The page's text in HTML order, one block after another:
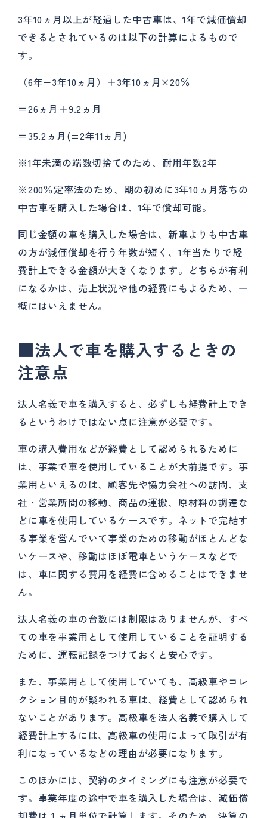
3年10ヵ月以上が経過した中古車は、1年で減価償却
できるとされているのは以下の計算によるもので
す。
（6年−3年10ヵ月）＋3年10ヵ月×20％
＝26ヵ月＋9.2ヵ月
＝35.2ヵ月(=2年11ヵ月)
※1年未満の端数切捨てのため、耐用年数2年
※200％定率法のため、期の初めに3年10ヵ月落ちの
中古車を購入した場合は、1年で償却可能。
同じ金額の車を購入した場合は、新車よりも中古車
の方が減価償却を行う年数が短く、1年当たりで経
費計上できる金額が大きくなります。どちらが有利
になるかは、売上状況や他の経費にもよるため、一
概にはいえません。
■法人で車を購入するときの
注意点
法人名義で車を購入すると、必ずしも経費計上でき
るというわけではない点に注意が必要です。
車の購入費用などが経費として認められるために
は、事業で車を使用していることが大前提です。事
業用といえるのは、顧客先や協力会社への訪問、支
社・営業所間の移動、商品の運搬、原材料の調達な
どに車を使用しているケースです。ネットで完結す
る事業を営んでいて事業のための移動がほとんどな
いケースや、移動はほぼ電車というケースなどで
は、車に関する費用を経費に含めることはできませ
ん。
法人名義の車の台数には制限はありませんが、すべ
ての車を事業用として使用していることを証明する
ために、運転記録をつけておくと安心です。
また、事業用として使用していても、高級車やコレ
クション目的が疑われる車は、経費として認められ
ないことがあります。高級車を法人名義で購入して
経費計上するには、高級車の使用によって取引が有
利になっているなどの理由が必要になります。
このほかには、契約のタイミングにも注意が必要で
す。事業年度の途中で車を購入した場合は、減価償